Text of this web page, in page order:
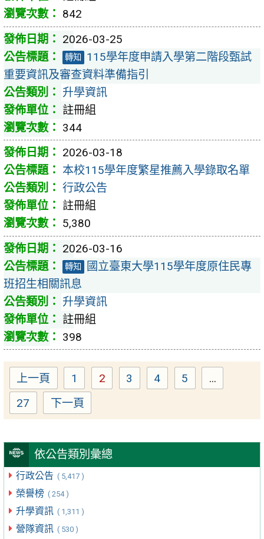
依公告類別彙總
行政公告 ( 5,417 )
榮譽榜 ( 254 )
升學資訊 ( 1,311 )
營隊資訊 ( 530 )
842
2026-03-25
轉知
115學年度申請入學第二階段甄試
重要資訊及審查資料準備指引
升學資訊
註冊組
344
2026-03-18
本校115學年度繁星推薦入學錄取名單
行政公告
註冊組
5,380
2026-03-16
轉知
國立臺東大學115學年度原住民專
班招生相關訊息
升學資訊
註冊組
398
上一頁 Page
1 Page
2 Page
3 Page
4 Page
5 ...
Page
27 下一頁